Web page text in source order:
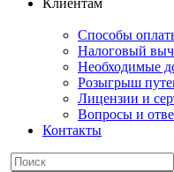
Способы
Налоговый
Необходимые
Розыгрыш
Лицензии и
Вопросы и
Контакты